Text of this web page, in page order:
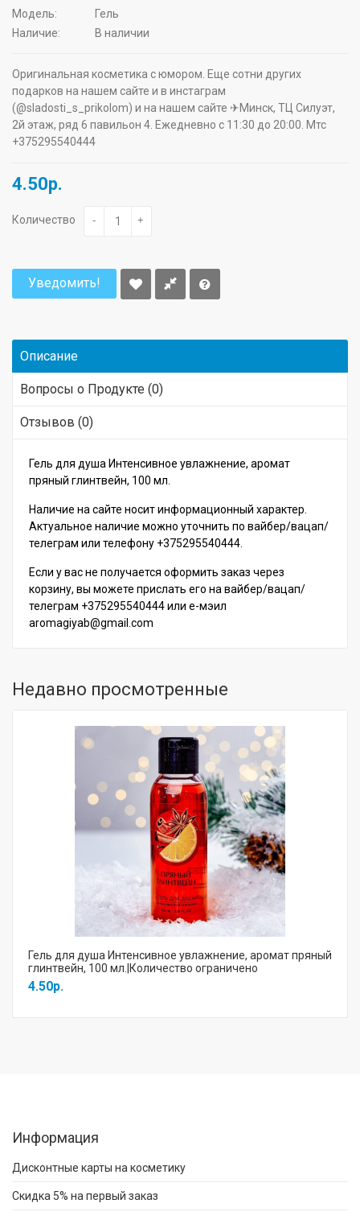
Модель:
Гель
Наличие:
В наличии
Оригинальная косметика с юмором. Еще сотни других
подарков на нашем сайте и в инстаграм
(@sladosti_s_prikolom) и на нашем сайте ✈Минск, ТЦ Силуэт,
2й этаж, ряд 6 павильон 4. Ежедневно с 11:30 до 20:00. Мтс
+375295540444
4.50р.
Количество - +
Уведомить!
Описание
Вопросы о Продукте (0)
Отзывов (0)
Гель для душа Интенсивное увлажнение, аромат
пряный глинтвейн, 100 мл.
Наличие на сайте носит информационный характер.
Актуальное наличие можно уточнить по вайбер/вацап/
телеграм или телефону +375295540444.
Если у вас не получается оформить заказ через
корзину, вы можете прислать его на вайбер/вацап/
телеграм +375295540444 или е-мэил
aromagiyab@gmail.com
Недавно просмотренные
Гель для душа Интенсивное увлажнение, аромат пряный
глинтвейн, 100 мл.|Количество ограничено
4.50р.
Информация
Дисконтные карты на косметику
Скидка 5% на первый заказ